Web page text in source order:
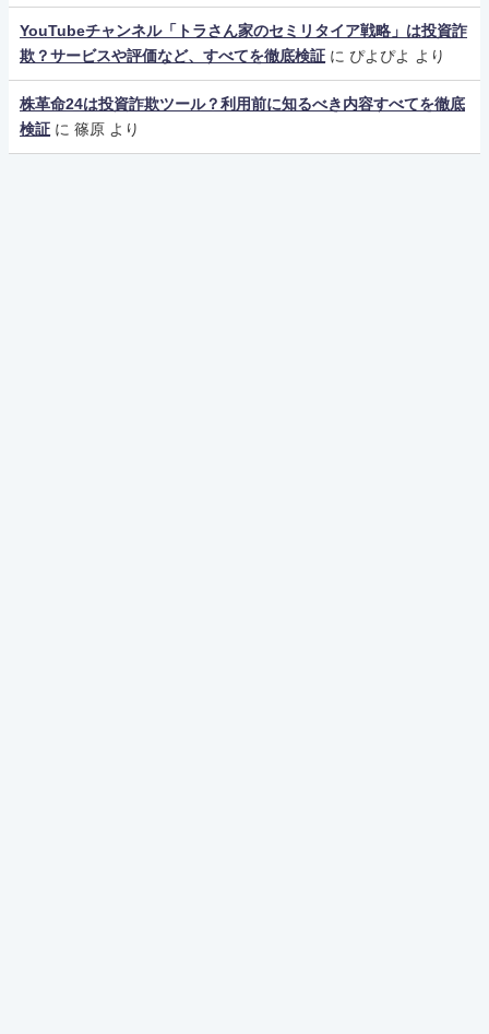
YouTubeチャンネル「トラさん家のセミリタイア戦略」は投資詐
欺？サービスや評価など、すべてを徹底検証 に ぴよぴよ より
株革命24は投資詐欺ツール？利用前に知るべき内容すべてを徹底
検証 に 篠原 より